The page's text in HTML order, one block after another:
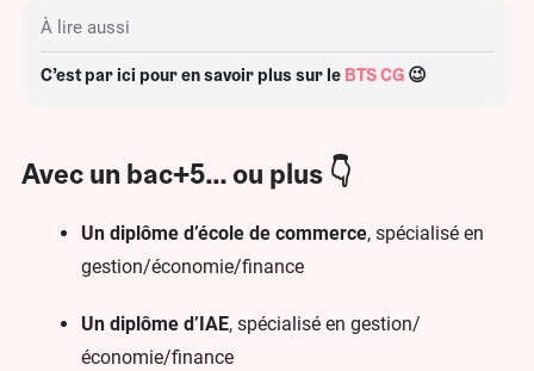
À lire aussi
C’est par ici pour en savoir plus sur le BTS CG 😉
Avec un bac+5… ou plus 👇
Un diplôme d’école de commerce, spécialisé en
gestion/économie/finance
Un diplôme d’IAE, spécialisé en gestion/
économie/finance